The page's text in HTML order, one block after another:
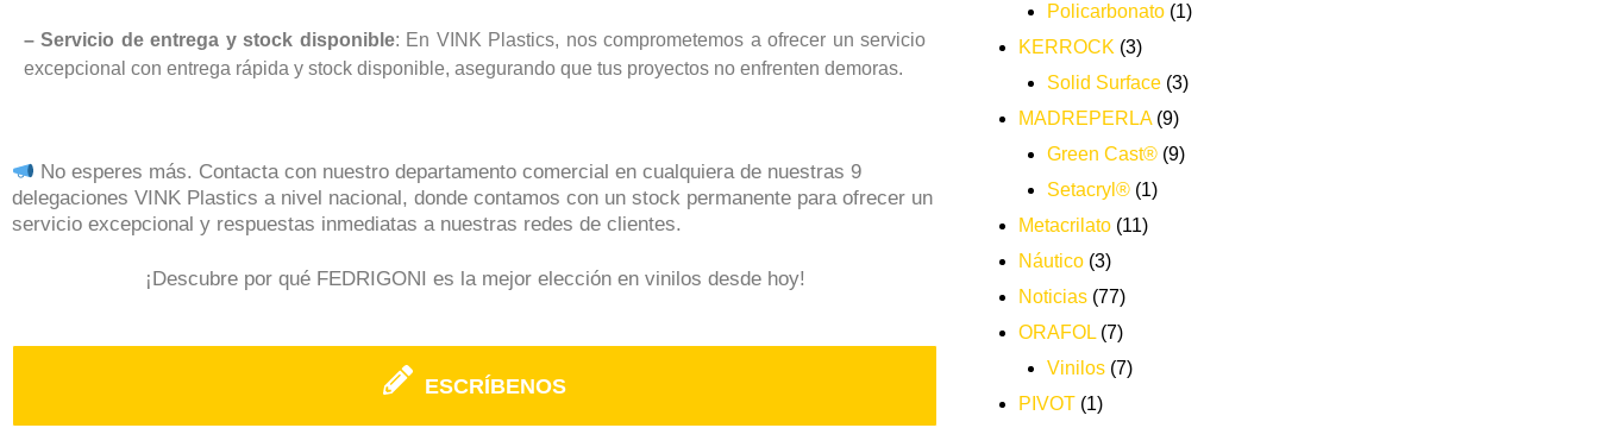
– Servicio de entrega y stock disponible: En VINK Plastics, nos comprometemos a ofrecer un servicio
excepcional con entrega rápida y stock disponible, asegurando que tus proyectos no enfrenten demoras.
No esperes más. Contacta con nuestro departamento comercial en cualquiera de nuestras 9
delegaciones VINK Plastics a nivel nacional, donde contamos con un stock permanente para ofrecer un
servicio excepcional y respuestas inmediatas a nuestras redes de clientes.
¡Descubre por qué FEDRIGONI es la mejor elección en vinilos desde hoy!
ESCRÍBENOS
Policarbonato (1)
KERROCK (3)
Solid Surface (3)
MADREPERLA(9)
Green Cast® (9)
Setacryl® (1)
Metacrilato (11)
Náutico (3)
Noticias (77)
ORAFOL (7)
Vinilos (7)
PIVOT (1)